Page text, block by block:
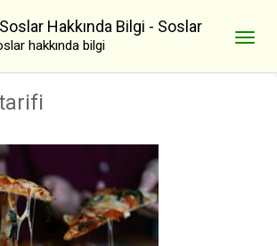
Hakkında Bilgi - Soslar
hakkında bilgi